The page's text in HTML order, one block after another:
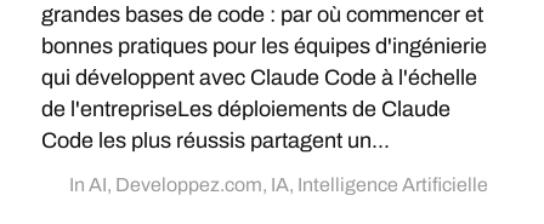
grandes bases de code : par où commencer et
bonnes pratiques pour les équipes d'ingénierie
qui développent avec Claude Code à l'échelle
de l'entrepriseLes déploiements de Claude
Code les plus réussis partagent un...
In AI, Developpez.com, IA, Intelligence Artificielle